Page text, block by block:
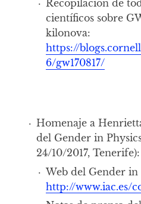
Recopilación de
científicos sobre
kilonova:
https://
6/gw170817/
Homenaje a
del Gender in
24/10/2017, Tenerife):
Web del Gender in
http://www.iac.es/